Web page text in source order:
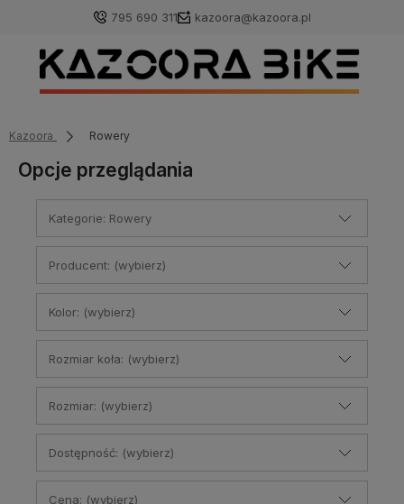
795 690 311 kazoora@kazoora.pl
Kazoora Rowery
Opcje przeglądania
Kategorie: Rowery
Producent: (wybierz)
Kolor: (wybierz)
Rozmiar koła: (wybierz)
Rozmiar: (wybierz)
Dostępność: (wybierz)
Cena: (wybierz)